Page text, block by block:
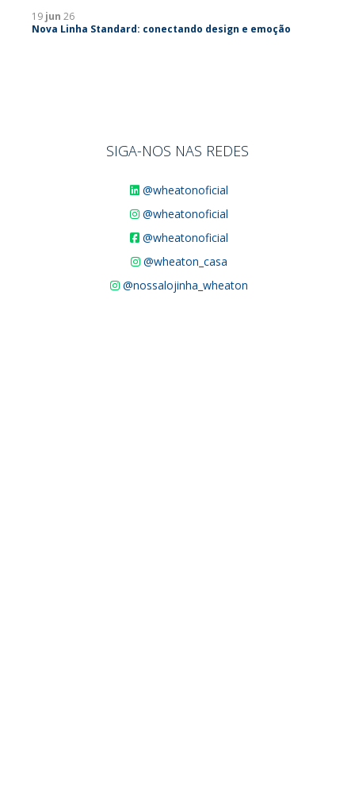
19 jun 26
Nova Linha Standard: conectando design e emoção
SIGA-NOS NAS REDES
@wheatonoficial
@wheatonoficial
@wheatonoficial
@wheaton_casa
@nossalojinha_wheaton